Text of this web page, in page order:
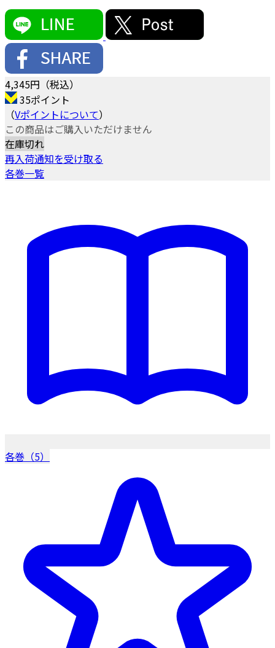
4,345円（税込）
35ポイント
（Vポイントについて）
この商品はご購入いただけません
在庫切れ
再入荷通知を受け取る
各巻一覧
各巻（5）